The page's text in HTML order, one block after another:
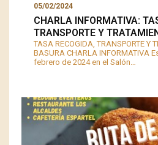
05/02/2024
️CHARLA INFORMATIVA:
TRANSPORTE Y
TASA RECOGIDA, TRANSPORTE Y
BASURA ️CHARLA INFORMATIVA
febrero de 2024 en el Salón…